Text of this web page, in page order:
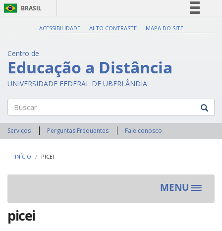
BRASIL
Acesso à informação
Legislação
Canais
ACESSIBILIDADE ALTO CONTRASTE MAPA DO SITE
Centro de
Educação a Distância
UNIVERSIDADE FEDERAL DE UBERLÂNDIA
Buscar
Serviços Perguntas Frequentes Fale conosco
INÍCIO PICEI
MENU
Toggle
picei